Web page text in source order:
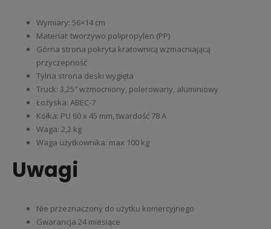
Wymiary: 56×14 cm
Materiał: tworzywo polipropylen (PP)
Górna strona pokryta kratownicą wzmacniającą
przyczepność
Tylna strona deski wygięta
Truck: 3,25″ wzmocniony, polerowany, aluminiowy
Łożyska: ABEC-7
Kółka: PU 60 x 45 mm, twardość 78 A
Waga: 2,2 kg
Waga użytkownika: max 100 kg
Uwagi
Nie przeznaczony do użytku komercyjnego
Gwarancja 24 miesiące